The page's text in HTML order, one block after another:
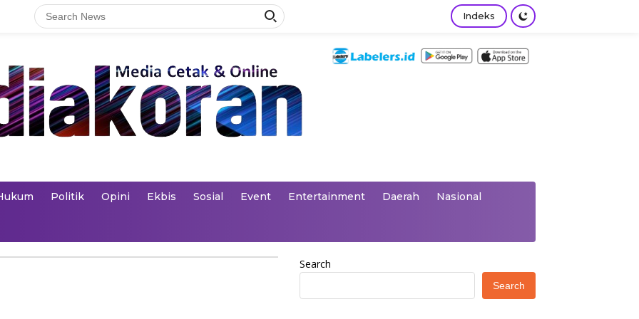
Indeks
Politik Opini Ekbis Sosial Event Entertainment Daerah Nasional
Search
Search